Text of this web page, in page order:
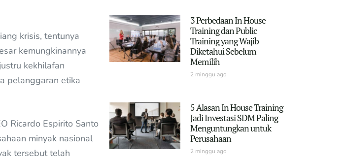
krisis, tentunya
kemungkinannya
kekhilafan
pelanggaran etika
Espirito Santo
minyak nasional
tersebut telah
3 Perbedaan In House
Training dan Public
Training yang Wajib
Diketahui Sebelum
Memilih
2 minggu ago
5 Alasan In House Training
Jadi Investasi SDM Paling
Menguntungkan untuk
Perusahaan
2 minggu ago